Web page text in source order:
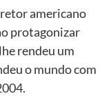
americano
protagonizar
rendeu um
o mundo com